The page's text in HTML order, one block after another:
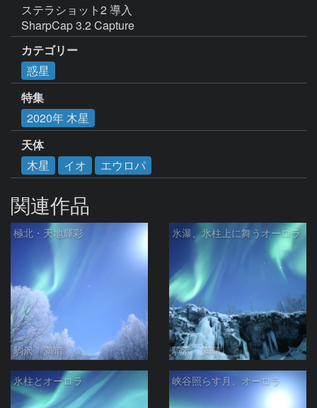
ステラショット2 導入
SharpCap 3.2 Capture
カテゴリー
惑星
特集
2020年 木星
天体
木星
イオ エウロパ
関連作品
極北・天地輝彩
駒沢 満晴
氷瀑、氷柱上に舞うオーロラ
駒沢 満晴
氷柱とオーロラ 峡谷照らす月、オーロラ